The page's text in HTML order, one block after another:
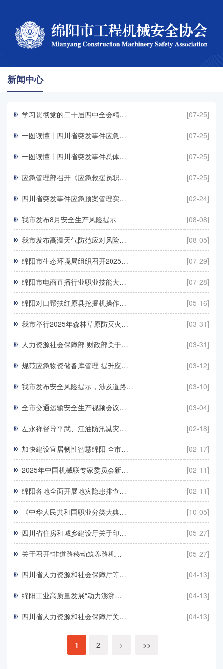
新闻中心
学习贯彻党的二十届四中全会精… [07-25]
一图读懂丨四川省突发事件应急… [07-25]
一图读懂丨四川省突发事件总体… [07-25]
应急管理部召开《应急救援员职… [07-25]
四川省突发事件应急预案管理实… [02-24]
我市发布8月安全生产风险提示 [08-08]
我市发布高温天气防范应对风险… [08-05]
绵阳市生态环境局组织召开2025… [07-29]
绵阳市电商直播行业职业技能大… [07-28]
绵阳对口帮扶红原县挖掘机操作… [05-16]
我市举行2025年森林草原防灭火… [03-31]
人力资源社会保障部 财政部关于… [03-31]
规范应急物资储备库管理 提升应… [03-12]
我市发布安全风险提示，涉及道路… [03-10]
全市交通运输安全生产视频会议… [03-04]
左永祥督导平武、江油防汛减灾… [02-18]
加快建设宜居韧性智慧绵阳 全市… [02-17]
2025年中国机械联专家委员会新… [02-11]
绵阳各地全面开展地灾隐患排查… [02-11]
《中华人民共和国职业分类大典… [10-05]
四川省住房和城乡建设厅关于印… [05-27]
关于召开“非道路移动筑养路机… [05-27]
四川省人力资源和社会保障厅等… [04-13]
绵阳工业高质量发展“动力澎湃… [04-13]
四川省人力资源和社会保障厅关… [04-13]
1 2 > >>